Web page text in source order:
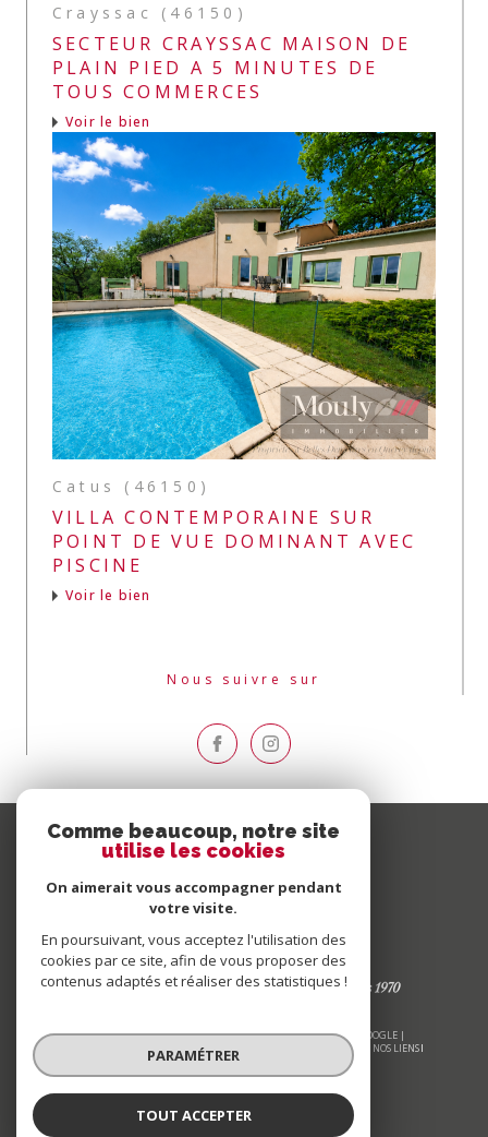
Crayssac (46150)
SECTEUR CRAYSSAC MAISON DE
PLAIN PIED A 5 MINUTES DE
TOUS COMMERCES
Voir le bien
Catus (46150)
VILLA CONTEMPORAINE SUR
POINT DE VUE DOMINANT AVEC
PISCINE
Voir le bien
Nous suivre sur
© 2026 | TOUS DROITS RÉSERVÉS | TRADUCTION POWERED BY GOOGLE |
PLAN DU SITE MENTIONS LÉGALES ADMIN
NOS LIENS
POLITIQUE RGPD
Comme beaucoup, notre site
utilise les cookies
On aimerait vous accompagner pendant
votre visite.
En poursuivant, vous acceptez l'utilisation des
cookies par ce site, afin de vous proposer des
contenus adaptés et réaliser des statistiques !
PARAMÉTRER
TOUT ACCEPTER